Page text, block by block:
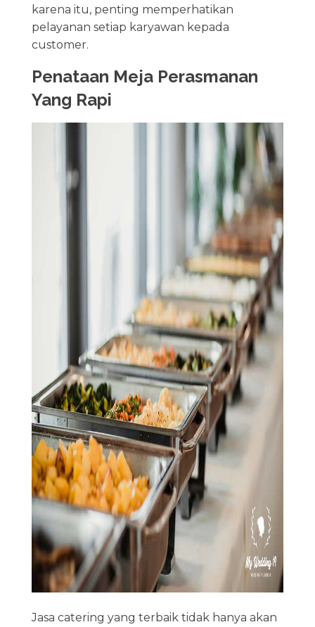
karena itu, penting memperhatikan
pelayanan setiap karyawan kepada
customer.
Penataan Meja Perasmanan
Yang Rapi
Jasa catering yang terbaik tidak hanya akan